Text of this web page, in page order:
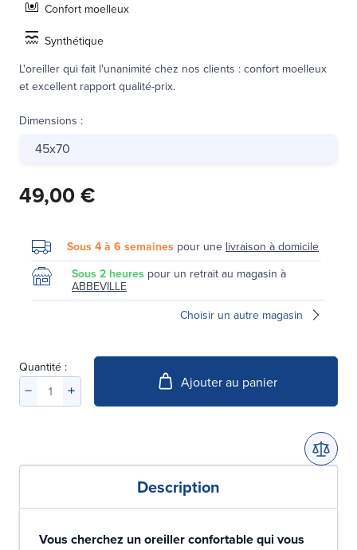
Confort moelleux
Synthétique
L'oreiller qui fait l'unanimité chez nos clients : confort moelleux
et excellent rapport qualité-prix.
Dimensions :
45x70
49,00 €
Sous 4 à 6 semaines pour une livraison à domicile
Sous 2 heures pour un retrait au magasin à
ABBEVILLE
Choisir un autre magasin
Quantité :
Ajouter au panier
Description
Vous cherchez un oreiller confortable qui vous